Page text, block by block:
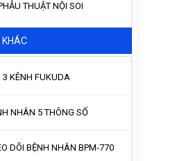
THUẬT NỘI SOI
3 KÊNH FUKUDA
NHÂN 5 THÔNG SỐ
DÕI BỆNH NHÂN BPM-770